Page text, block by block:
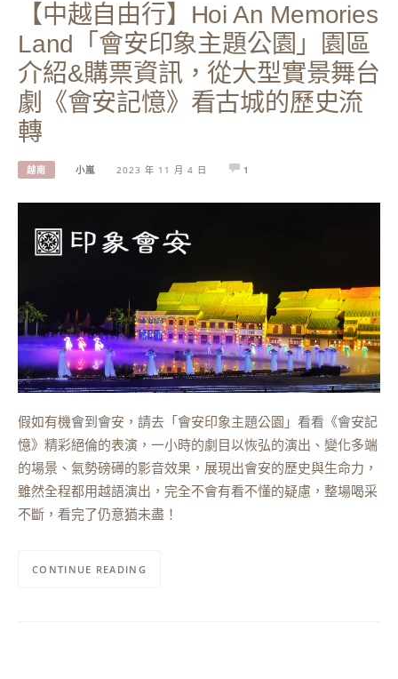
【中越自由行】Hoi An Memories
Land「會安印象主題公園」園區
介紹&購票資訊，從大型實景舞台
劇《會安記憶》看古城的歷史流
轉
越南 小嵐 2023 年 11 月 4 日 1
假如有機會到會安，請去「會安印象主題公園」看看《會安記
憶》精彩絕倫的表演，一小時的劇目以恢弘的演出、變化多端
的場景、氣勢磅礡的影音效果，展現出會安的歷史與生命力，
雖然全程都用越語演出，完全不會有看不懂的疑慮，整場喝采
不斷，看完了仍意猶未盡！
CONTINUE READING